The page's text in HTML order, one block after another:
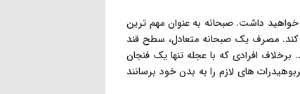
داشت. صبحانه به عنوان مهم ترین
مصرف یک صبحانه متعادل، سطح قند
افرادی که با عجله تنها یک فنجان
های لازم را به بدن خود برسانند